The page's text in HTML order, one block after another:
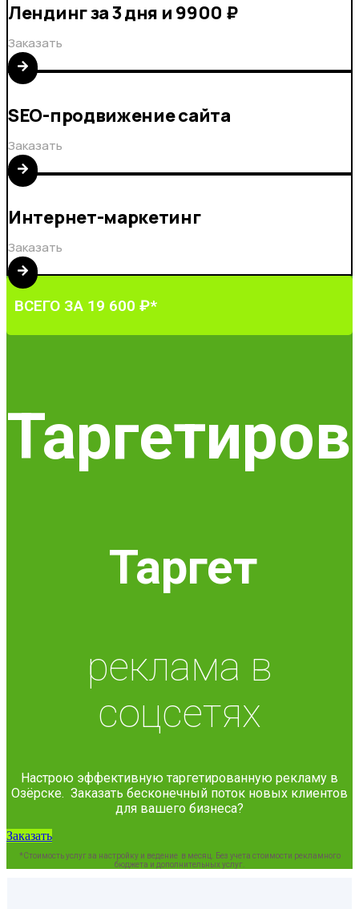
Лендинг за 3 дня и 9900 ₽
Заказать
SEO-продвижение сайта
Заказать
Интернет-маркетинг
Заказать
ВСЕГО ЗА 19 600 ₽*
Таргет
реклама в
соцсетях
Настрою эффективную таргетированную рекламу в
Озёрске. Заказать бесконечный поток новых клиентов
для вашего бизнеса?
Заказать
*Стоимость услуг за настройку и ведение в месяц. Без учета стоимости рекламного
бюджета и дополнительных услуг.